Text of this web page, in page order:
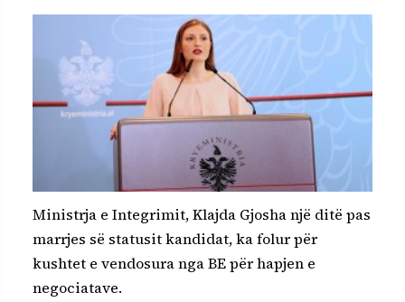
Ministrja e Integrimit, Klajda Gjosha një ditë pas
marrjes së statusit kandidat, ka folur për
kushtet e vendosura nga BE për hapjen e
negociatave.